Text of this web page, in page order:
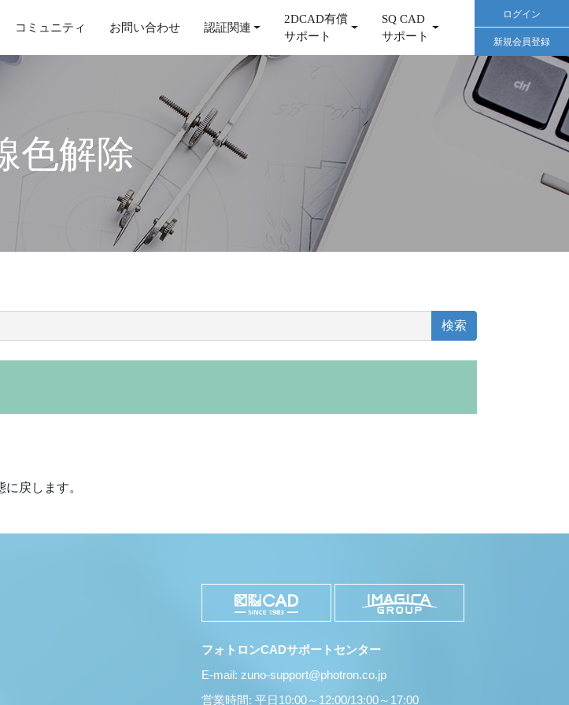
コミュニティ お問い合わせ 認証関連
2DCAD有償
サポート
SQ CAD
サポート
ログイン
新規会員登録
色解除
戻します。
フォトロンCADサポートセンター
E-mail: zuno-support@photron.co.jp
営業時間: 平日10:00～12:00/13:00～17:00